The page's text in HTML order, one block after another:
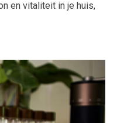
en vitaliteit in je huis,